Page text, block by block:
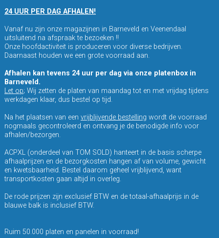
24 UUR PER DAG AFHALEN!
Vanaf nu zijn onze magazijnen in Barneveld en Veenendaal
uitsluitend na afspraak te bezoeken !!
Onze hoofdactiviteit is produceren voor diverse bedrijven.
Daarnaast houden we een grote voorraad aan.
Afhalen kan tevens 24 uur per dag via onze platenbox in
Barneveld.
Let op; Wij zetten de platen van maandag tot en met vrijdag tijdens
werkdagen klaar, dus bestel op tijd.
Na het plaatsen van een vrijblijvende bestelling wordt de voorraad
nogmaals gecontroleerd en ontvang je de benodigde info voor
afhalen/bezorgen.
ACPXL (onderdeel van TOM SOLD) hanteert in de basis scherpe
afhaalprijzen en de bezorgkosten hangen af van volume, gewicht
en kwetsbaarheid. Bestel daarom geheel vrijblijvend, want
transportkosten gaan altijd in overleg.
De rode prijzen zijn exclusief BTW en de totaal-afhaalprijs in de
blauwe balk is inclusief BTW.
Ruim 50.000 platen en panelen in voorraad!